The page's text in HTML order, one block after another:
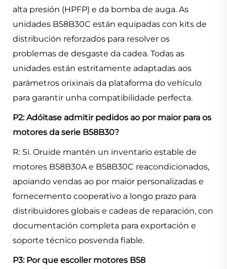
alta presión (HPFP) e da bomba de auga. As
unidades B58B30C están equipadas con kits de
distribución reforzados para resolver os
problemas de desgaste da cadea. Todas as
unidades están estritamente adaptadas aos
parámetros orixinais da plataforma do vehículo
para garantir unha compatibilidade perfecta.
P2: Adóitase admitir pedidos ao por maior para os
motores da serie B58B30?
R: Si. Oruide mantén un inventario estable de
motores B58B30A e B58B30C reacondicionados,
apoiando vendas ao por maior personalizadas e
fornecemento cooperativo a longo prazo para
distribuidores globais e cadeas de reparación, con
documentación completa para exportación e
soporte técnico posvenda fiable.
P3: Por que escoller motores B58